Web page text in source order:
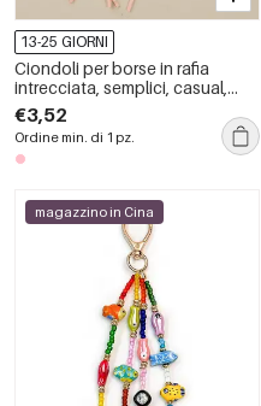
13-25 GIORNI
Ciondoli per borse in rafia
intrecciata, semplici, casual,
con fiori e nappe in tinta unita.
€3,52
Ordine min. di 1 pz.
magazzino in Cina